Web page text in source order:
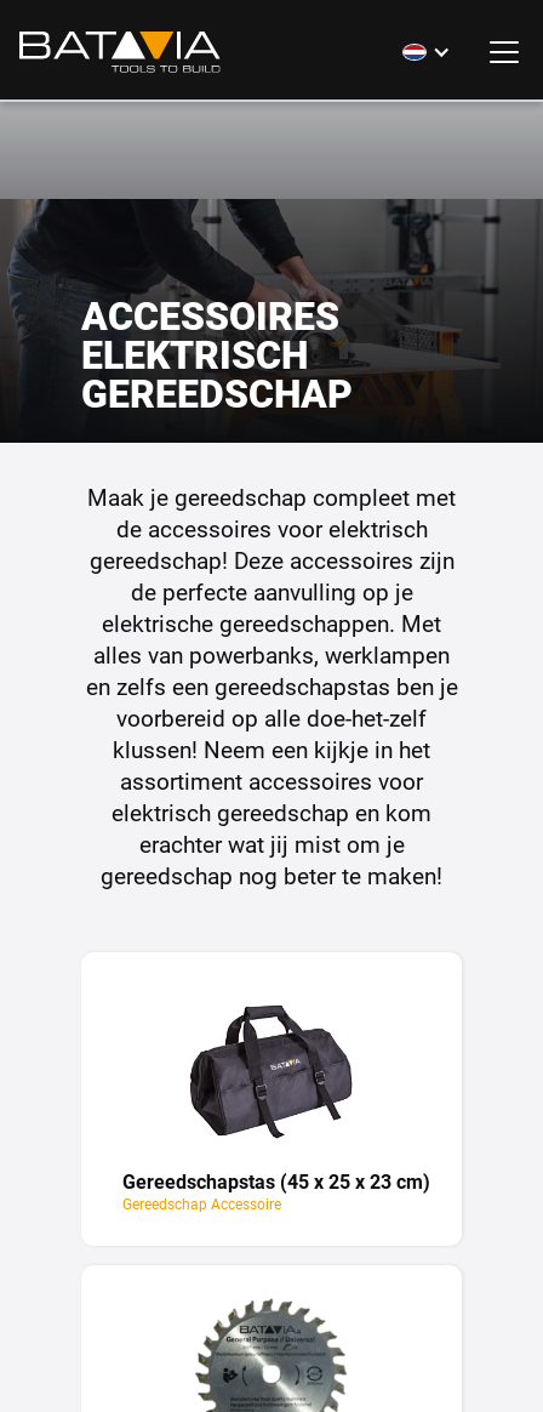
ACCESSOIRES
ELEKTRISCH
GEREEDSCHAP
Maak je gereedschap compleet met
de accessoires voor elektrisch
gereedschap! Deze accessoires zijn
de perfecte aanvulling op je
elektrische gereedschappen. Met
alles van powerbanks, werklampen
en zelfs een gereedschapstas ben je
voorbereid op alle doe-het-zelf
klussen! Neem een kijkje in het
assortiment accessoires voor
elektrisch gereedschap en kom
erachter wat jij mist om je
gereedschap nog beter te maken!
Gereedschapstas (45 x 25 x 23 cm)
Gereedschap Accessoire